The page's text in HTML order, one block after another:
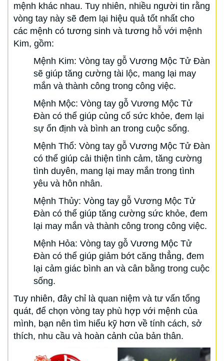
mệnh khác nhau. Tuy nhiên, nhiều người tin rằng
vòng tay này sẽ đem lại hiệu quả tốt nhất cho
các mệnh có tương sinh và tương hỗ với mệnh
Kim, gồm:
Mệnh Kim: Vòng tay gỗ Vương Mộc Tử Đàn
sẽ giúp tăng cường tài lộc, mang lại may
mắn và thành công trong công việc.
Mệnh Mộc: Vòng tay gỗ Vương Mộc Tử
Đàn có thể giúp củng cố sức khỏe, đem lại
sự ổn định và bình an trong cuộc sống.
Mệnh Thổ: Vòng tay gỗ Vương Mộc Tử Đàn
có thể giúp cải thiện tình cảm, tăng cường
tình duyên, mang lại may mắn trong tình
yêu và hôn nhân.
Mệnh Thủy: Vòng tay gỗ Vương Mộc Tử
Đàn có thể giúp tăng cường sức khỏe, đem
lại may mắn và thành công trong công việc.
Mệnh Hỏa: Vòng tay gỗ Vương Mộc Tử
Đàn có thể giúp giảm bớt căng thẳng, đem
lại cảm giác bình an và cân bằng trong cuộc
sống.
Tuy nhiên, đây chỉ là quan niệm và tư vấn tổng
quát, để chọn vòng tay phù hợp với mệnh của
mình, bạn nên tìm hiểu kỹ hơn về tính cách, sở
thích, nhu cầu và hoàn cảnh của bản thân.